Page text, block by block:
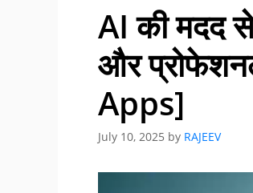
AI की मदद
और
Apps]
July 10, 2025 by RAJEEV